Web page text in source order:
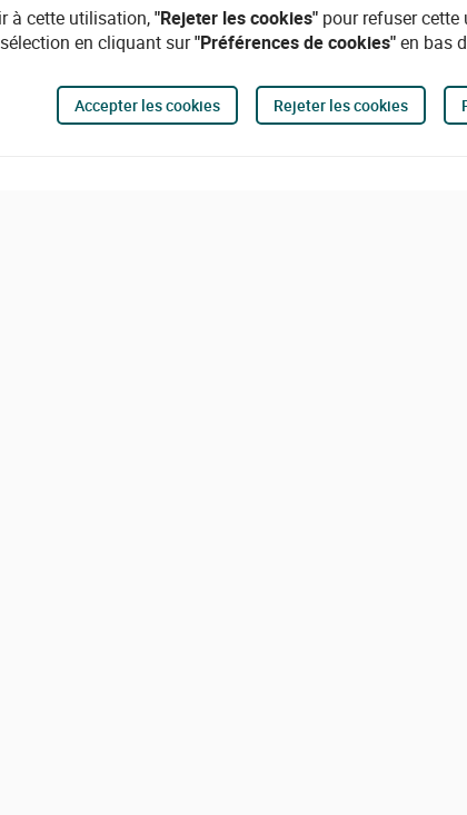
à cette utilisation,"Rejeter les cookies" pour refuser
en cliquant sur"Préférences de cookies"en bas
Accepter les cookies Rejeter les cookies